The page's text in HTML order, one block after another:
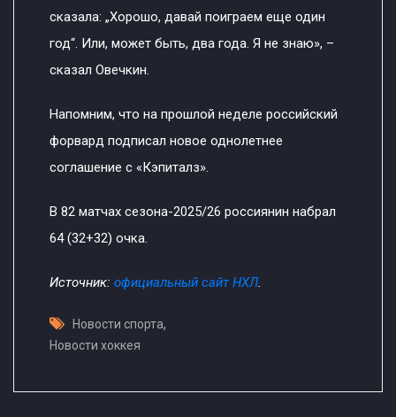
сказала: „Хорошо, давай поиграем еще один
год“. Или, может быть, два года. Я не знаю», –
сказал Овечкин.
Напомним, что на прошлой неделе российский
форвард подписал новое однолетнее
соглашение с «Кэпиталз».
В 82 матчах сезона-2025/26 россиянин набрал
64 (32+32) очка.
Источник: официальный сайт НХЛ.
Новости спорта,
Новости хоккея